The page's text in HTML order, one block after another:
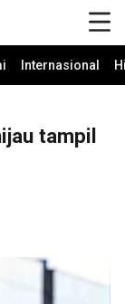
Internasional
tampil